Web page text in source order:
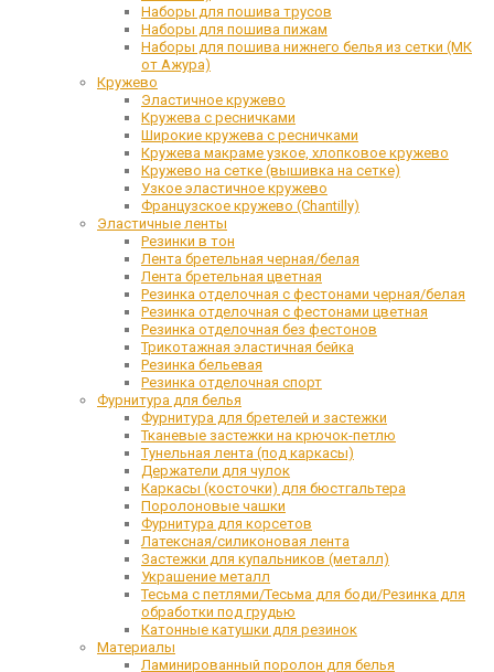
Наборы для пошива трусов
Наборы для пошива пижам
Наборы для пошива нижнего белья из сетки (МК
от Ажура)
Кружево
Эластичное кружево
Кружева с ресничками
Широкие кружева с ресничками
Кружева макраме узкое, хлопковое кружево
Кружево на сетке (вышивка на сетке)
Узкое эластичное кружево
Французское кружево (Chantilly)
Эластичные ленты
Резинки в тон
Лента бретельная черная/белая
Лента бретельная цветная
Резинка отделочная с фестонами черная/белая
Резинка отделочная с фестонами цветная
Резинка отделочная без фестонов
Трикотажная эластичная бейка
Резинка бельевая
Резинка отделочная спорт
Фурнитура для белья
Фурнитура для бретелей и застежки
Тканевые застежки на крючок-петлю
Тунельная лента (под каркасы)
Держатели для чулок
Каркасы (косточки) для бюстгальтера
Поролоновые чашки
Фурнитура для корсетов
Латексная/силиконовая лента
Застежки для купальников (металл)
Украшение металл
Тесьма с петлями/Тесьма для боди/Резинка для
обработки под грудью
Катонные катушки для резинок
Материалы
Ламинированный поролон для белья